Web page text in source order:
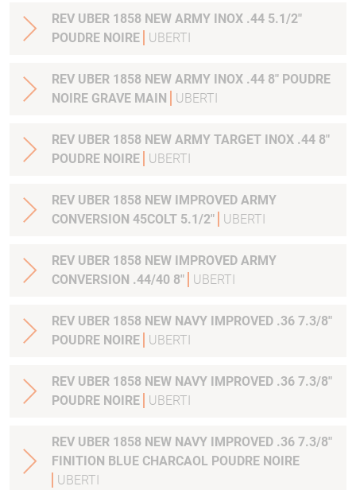
REV UBER 1858 NEW ARMY INOX .44 5.1/2"
POUDRE NOIRE
UBERTI
REV UBER 1858 NEW ARMY INOX .44 8" POUDRE
NOIRE GRAVE MAIN
UBERTI
REV UBER 1858 NEW ARMY TARGET INOX .44 8"
POUDRE NOIRE
UBERTI
REV UBER 1858 NEW IMPROVED ARMY
CONVERSION 45COLT 5.1/2"
UBERTI
REV UBER 1858 NEW IMPROVED ARMY
CONVERSION .44/40 8"
UBERTI
REV UBER 1858 NEW NAVY IMPROVED .36 7.3/8"
POUDRE NOIRE
UBERTI
REV UBER 1858 NEW NAVY IMPROVED .36 7.3/8"
POUDRE NOIRE
UBERTI
REV UBER 1858 NEW NAVY IMPROVED .36 7.3/8"
FINITION BLUE CHARCAOL POUDRE NOIRE
UBERTI